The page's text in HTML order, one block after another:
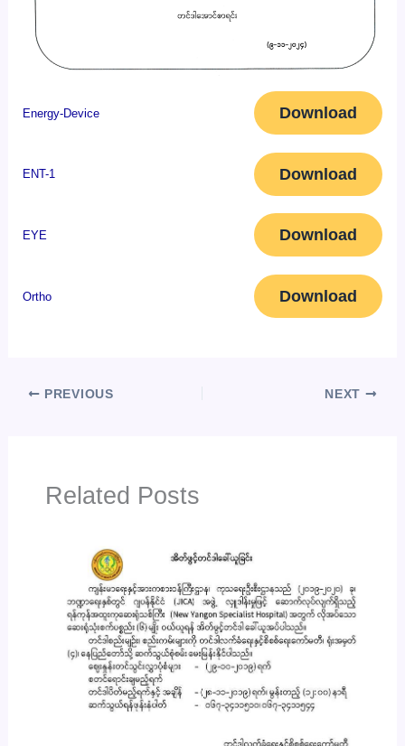
Energy-Device Download
ENT-1 Download
EYE Download
Ortho Download
PREVIOUS NEXT
Related Posts